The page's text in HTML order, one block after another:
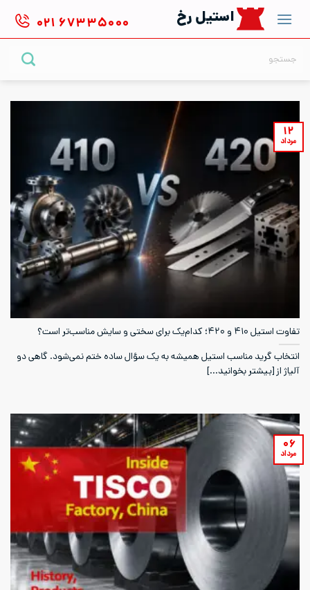
content
استیل رخ ۰۲۱ ۶۷۳۳۵۰۰۰
تفاوت استیل ۴۱۰ و ۴۲۰؛ کدام‌یک برای سختی و سایش مناسب‌تر است؟
انتخاب گرید مناسب استیل همیشه به یک سؤال ساده ختم نمی‌شود. گاهی دو
آلیاژ از [بیشتر بخوانید...]
۱۲
مرداد
۰۶
مرداد